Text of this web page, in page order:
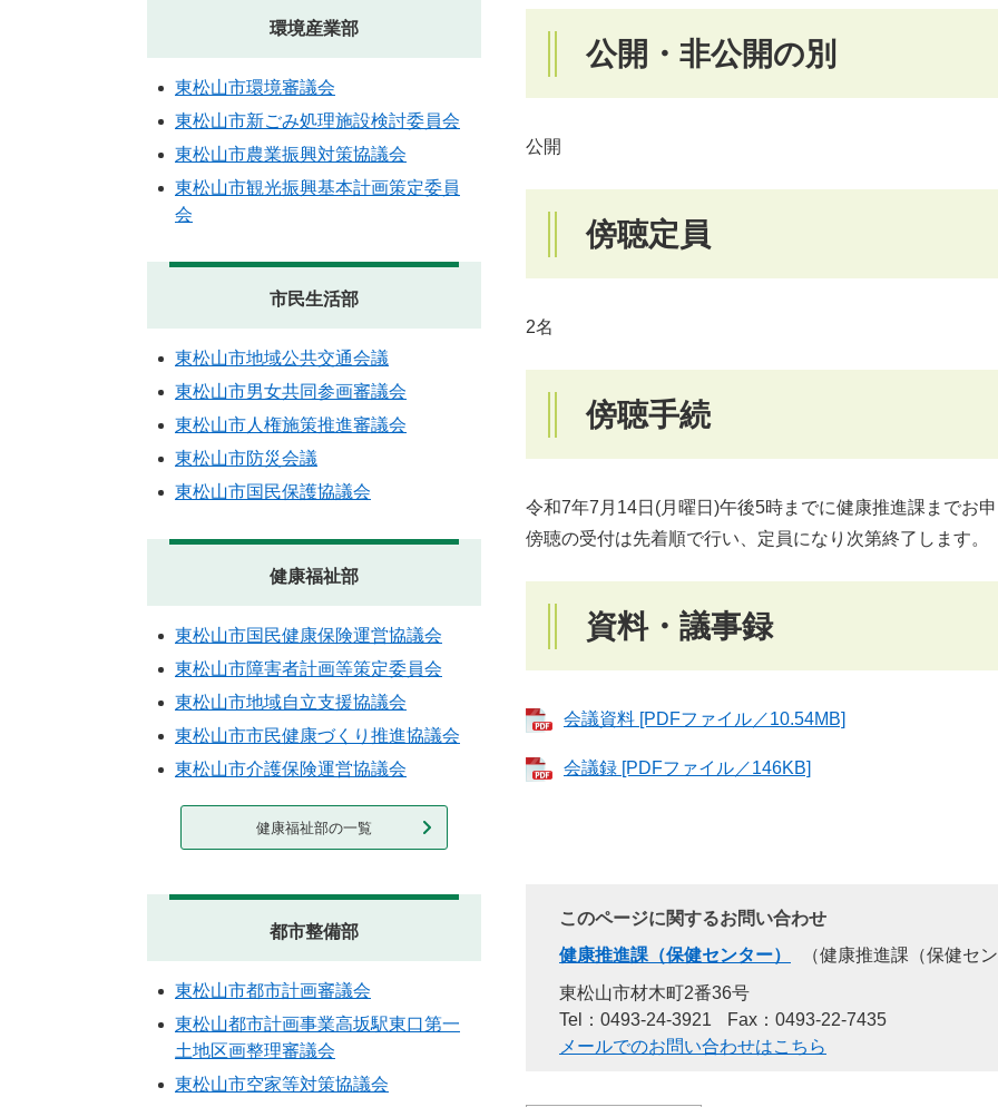
公開・非公開の別
公開
傍聴定員
2名
傍聴手続
令和7年7月14日(月曜日)午後5時までに健康推進課までお申
傍聴の受付は先着順で行い、定員になり次第終了します。
資料・議事録
会議資料 [PDFファイル／10.54MB]
会議録 [PDFファイル／146KB]
このページに関するお問い合わせ
健康推進課（保健センター）
健康推進課（保健セン
東松山市材木町2番36号
Tel：0493-24-3921
Fax：0493-22-7435
メールでのお問い合わせはこちら
環境産業部
東松山市環境審議会
東松山市新ごみ処理施設検討委員会
東松山市農業振興対策協議会
東松山市観光振興基本計画策定委員
会
市民生活部
東松山市地域公共交通会議
東松山市男女共同参画審議会
東松山市人権施策推進審議会
東松山市防災会議
東松山市国民保護協議会
健康福祉部
東松山市国民健康保険運営協議会
東松山市障害者計画等策定委員会
東松山市地域自立支援協議会
東松山市市民健康づくり推進協議会
東松山市介護保険運営協議会
健康福祉部の一覧
都市整備部
東松山市都市計画審議会
東松山都市計画事業高坂駅東口第一
土地区画整理審議会
東松山市空家等対策協議会